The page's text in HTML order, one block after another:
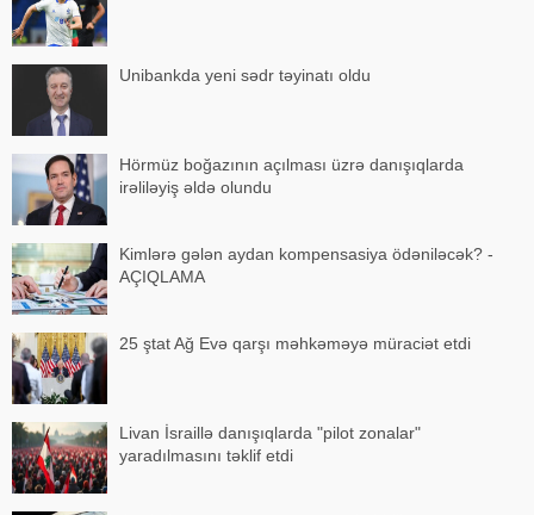
Unibankda yeni sədr təyinatı oldu
Hörmüz boğazının açılması üzrə danışıqlarda
irəliləyiş əldə olundu
Kimlərə gələn aydan kompensasiya ödəniləcək? -
AÇIQLAMA
25 ştat Ağ Evə qarşı məhkəməyə müraciət etdi
Livan İsraillə danışıqlarda "pilot zonalar"
yaradılmasını təklif etdi